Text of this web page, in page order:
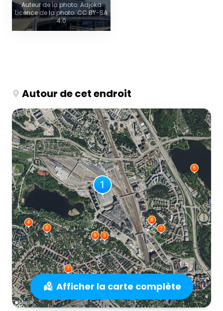
Auteur de la photo: Adjoka
Licence de la photo: CC BY-SA
4.0
Autour de cet endroit
Afficher la carte complète